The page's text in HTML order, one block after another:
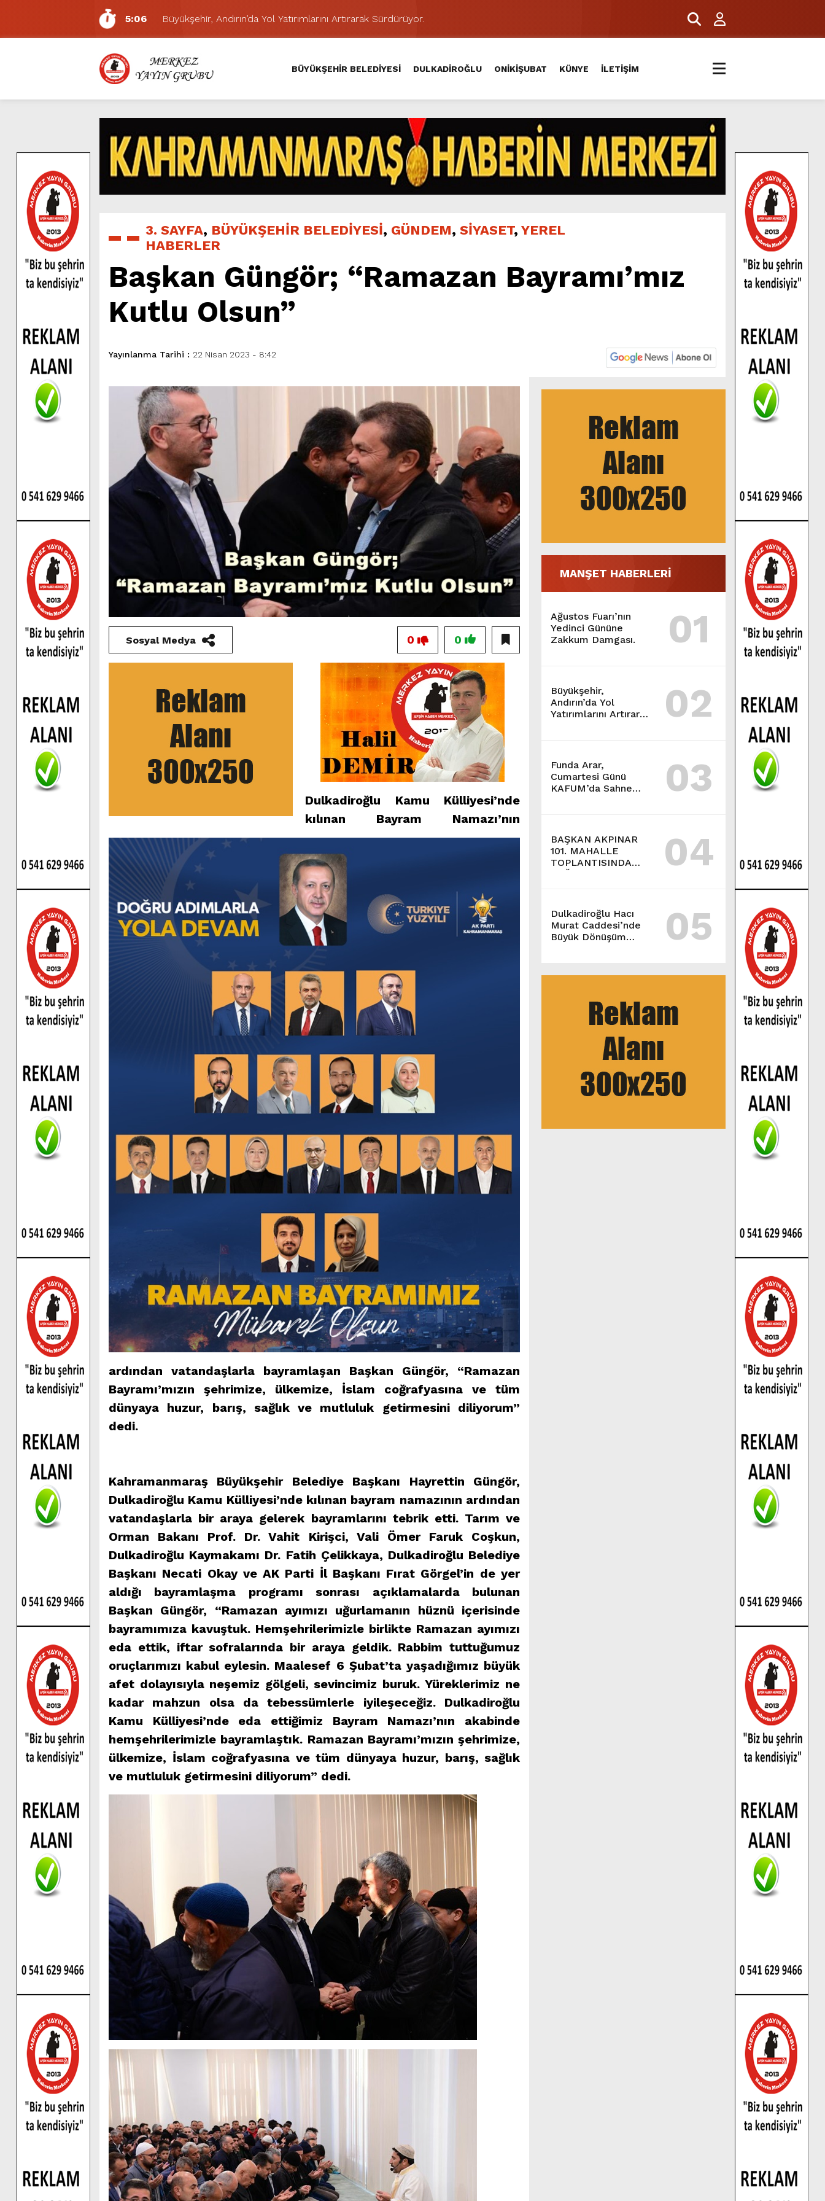
5:06
Büyükşehir, Andırın’da Yol Yatırımlarını Artırarak Sürdürüyor.
7:01
Funda Arar, Cumartesi Günü KAFUM’da Sahne Alacak.
6:19
BAŞKAN AKPINAR 101. MAHALLE TOPLANTISINDA BAĞLARBAŞI MAHALLESİ SAKİNLERİYLE BULUŞTU.
6:17
Dulkadiroğlu Hacı Murat Caddesi’nde Büyük Dönüşüm Başladı.
11:14
Pazarcık’ta Yollar Büyükşehir’le Yenileniyor.
11:10
Büyükşehir, Dulkadiroğlu Kırsalında 45 Milyonluk Yol Yatırımını Tamamladı.
5:17
Uluslararası Bisiklet Yarışması’nda İkinci Etap Nefes Kesti.
5:15
Büyükşehir, Gazneliler Caddesi’nde Son Kat Asfalt Serimini Sürdürüyor.
6:54
Büyükşehir, Dulkadiroğlu Hacı Murat Caddesi’ni Asfalta Hazırlıyor.
5:20
Ağustos Fuarı’nın Yedinci Gününe Zakkum Damgası.
BÜYÜKŞEHİR BELEDİYESİ DULKADİROĞLU ONİKİŞUBAT KÜNYE İLETİŞİM
3. SAYFA, BÜYÜKŞEHİR BELEDİYESİ, GÜNDEM, SİYASET, YEREL
HABERLER
Başkan Güngör; “Ramazan Bayramı’mız
Kutlu Olsun”
Yayınlanma Tarihi : 22 Nisan 2023 - 8:42
MANŞET HABERLERİ
Ağustos Fuarı’nın
Yedinci Gününe
Zakkum Damgası.
01
Büyükşehir,
Andırın’da Yol
Yatırımlarını Artırarak
02
Funda Arar,
Cumartesi Günü
KAFUM’da Sahne
03
BAŞKAN AKPINAR
101. MAHALLE
TOPLANTISINDA
BAĞLARBAŞI
BULUŞTU.
04
Dulkadiroğlu Hacı
Murat Caddesi’nde
Büyük Dönüşüm
05
Sosyal Medya 0
0
Dulkadiroğlu Kamu Külliyesi’nde
kılınan Bayram Namazı’nın
ardından vatandaşlarla bayramlaşan Başkan Güngör, “Ramazan
Bayramı’mızın şehrimize, ülkemize, İslam coğrafyasına ve tüm
dünyaya huzur, barış, sağlık ve mutluluk getirmesini diliyorum”
dedi.
Kahramanmaraş Büyükşehir Belediye Başkanı Hayrettin Güngör,
Dulkadiroğlu Kamu Külliyesi’nde kılınan bayram namazının ardından
vatandaşlarla bir araya gelerek bayramlarını tebrik etti. Tarım ve
Orman Bakanı Prof. Dr. Vahit Kirişci, Vali Ömer Faruk Coşkun,
Dulkadiroğlu Kaymakamı Dr. Fatih Çelikkaya, Dulkadiroğlu Belediye
Başkanı Necati Okay ve AK Parti İl Başkanı Fırat Görgel’in de yer
aldığı bayramlaşma programı sonrası açıklamalarda bulunan
Başkan Güngör, “Ramazan ayımızı uğurlamanın hüznü içerisinde
bayramımıza kavuştuk. Hemşehrilerimizle birlikte Ramazan ayımızı
eda ettik, iftar sofralarında bir araya geldik. Rabbim tuttuğumuz
oruçlarımızı kabul eylesin. Maalesef 6 Şubat’ta yaşadığımız büyük
afet dolayısıyla neşemiz gölgeli, sevincimiz buruk. Yüreklerimiz ne
kadar mahzun olsa da tebessümlerle iyileşeceğiz. Dulkadiroğlu
Kamu Külliyesi’nde eda ettiğimiz Bayram Namazı’nın akabinde
hemşehrilerimizle bayramlaştık. Ramazan Bayramı’mızın şehrimize,
ülkemize, İslam coğrafyasına ve tüm dünyaya huzur, barış, sağlık
ve mutluluk getirmesini diliyorum” dedi.